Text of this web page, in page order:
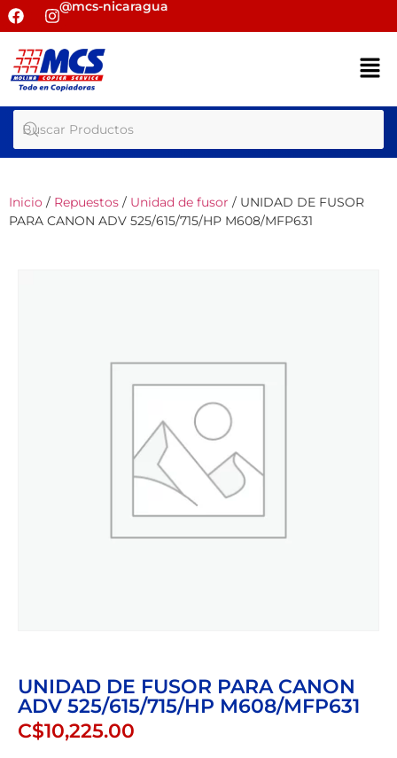
@mcs-nicaragua
Inicio / Repuestos / Unidad de fusor / UNIDAD DE FUSOR
PARA CANON ADV 525/615/715/HP M608/MFP631
UNIDAD DE FUSOR PARA CANON
ADV 525/615/715/HP M608/MFP631
C$10,225.00